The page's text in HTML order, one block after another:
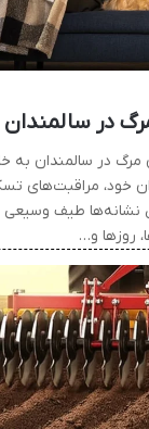
در
در سالمندان به
خود، مراقبت‌های
نشانه‌ها طیف وسیعی
روزها و…